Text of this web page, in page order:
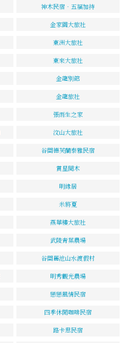
神木民宿‧五福加持
金家園大旅社
東洲大旅社
東來大旅社
金龍別館
金龍旅社
張雨生之家
汶山大旅社
谷關德芙蘭泰雅民宿
賞星閱木
明緣居
米將夏
燕華樓大旅社
武陵青葉農場
谷關麗池山水渡假村
明秀觀光農場
戀戀風情民宿
四季休閒咖啡民宿
路卡思民宿